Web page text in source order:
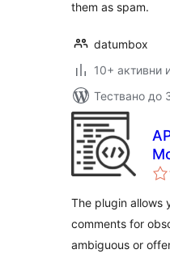
them as spam.
datumbox
10+ активни
Тествано до
The plugin allows
comments for
ambiguous or